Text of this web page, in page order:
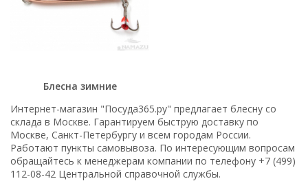
Блесна зимние
Интернет-магазин "Посуда365.ру" предлагает блесну со
склада в Москве. Гарантируем быструю доставку по
Москве, Санкт-Петербургу и всем городам России.
Работают пункты самовывоза. По интересующим вопросам
обращайтесь к менеджерам компании по телефону +7 (499)
112-08-42 Центральной справочной службы.